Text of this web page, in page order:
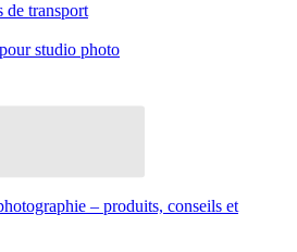
de transport
studio photo
– produits, conseils et